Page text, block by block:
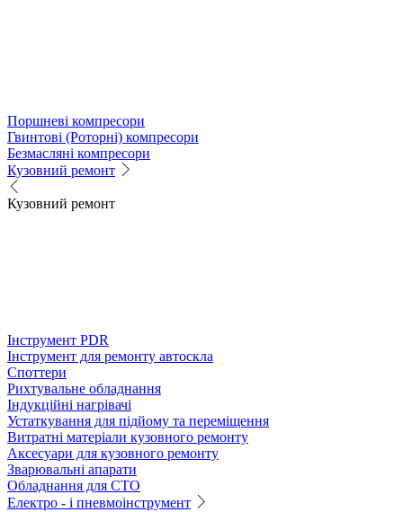
Поршневі компресори
Гвинтові (Роторні) компресори
Безмасляні компресори
Кузовний ремонт
Кузовний ремонт
Інструмент PDR
Інструмент для ремонту автоскла
Споттери
Рихтувальне обладнання
Індукційні нагрівачі
Устаткування для підйому та переміщення
Витратні матеріали кузовного ремонту
Аксесуари для кузовного ремонту
Зварювальні апарати
Обладнання для СТО
Електро - і пневмоінструмент